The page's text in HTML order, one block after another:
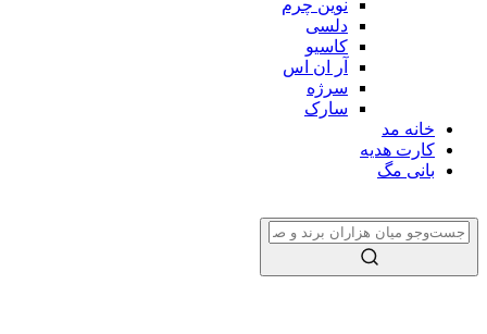
نوین چرم
دلسی
کاسیو
آر ان اس
سرژه
سارک
خانه مد
کارت هدیه
بانی مگ